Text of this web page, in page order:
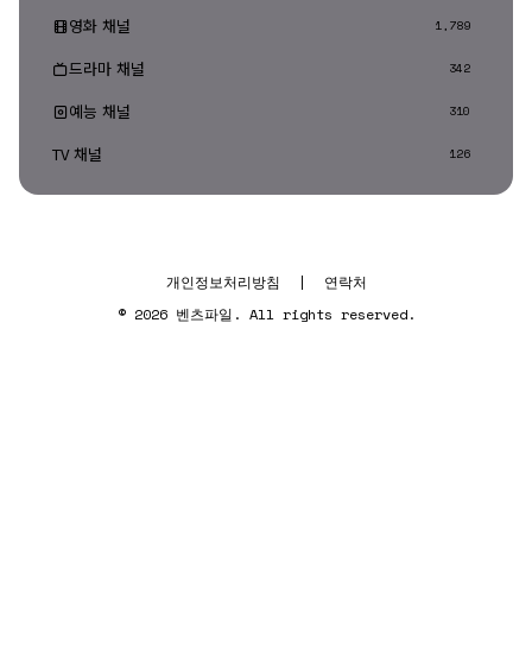
영화 채널 1,789
드라마 채널 342
예능 채널 310
TV 채널 126
개인정보처리방침 |
연락처
© 2026 벤츠파일. All rights reserved.